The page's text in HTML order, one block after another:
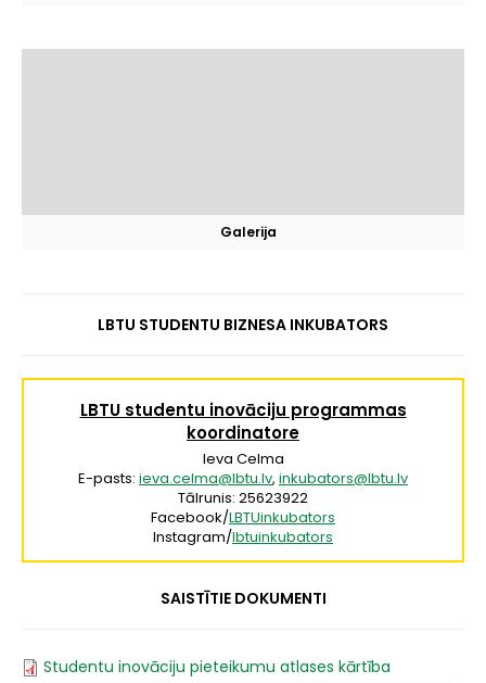
Galerija
LBTU STUDENTU BIZNESA INKUBATORS
LBTU studentu inovāciju programmas
koordinatore
Ieva Celma
E-pasts: ieva.celma@lbtu.lv, inkubators@lbtu.lv
Tālrunis: 25623922
Facebook/LBTUinkubators
Instagram/lbtuinkubators
SAISTĪTIE DOKUMENTI
Studentu inovāciju pieteikumu atlases kārtība